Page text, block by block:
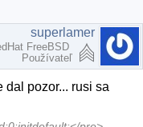
superlamer
FreeBSD
Používateľ
dal pozor... rusi sa